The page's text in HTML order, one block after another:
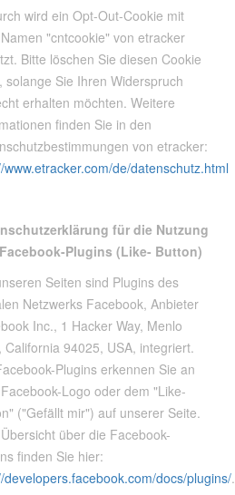
wird ein Opt-Out-Cookie mit
"cntcookie" von etracker
Bitte löschen Sie diesen Cookie
solange Sie Ihren Widerspruch
erhalten möchten. Weitere
finden Sie in den
von etracker:
www.etracker.com/de/datenschutz.html
für die Nutzung
Plugins (Like- Button)
Seiten sind Plugins des
Netzwerks Facebook, Anbieter
Inc., 1 Hacker Way, Menlo
California 94025, USA, integriert.
Plugins erkennen Sie an
Logo oder dem "Like-
("Gefällt mir") auf unserer Seite.
über die Facebook-
finden Sie hier:
developers.facebook.com/docs/plugins/.